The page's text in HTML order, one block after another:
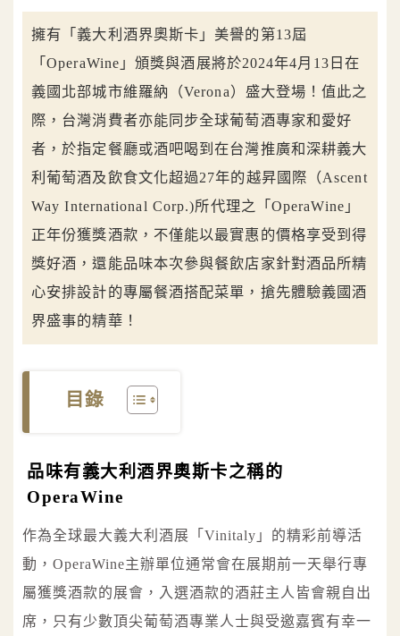
擁有「義大利酒界奧斯卡」美譽的第13屆
「OperaWine」頒獎與酒展將於2024年4月13日在
義國北部城市維羅納（Verona）盛大登場！值此之
際，台灣消費者亦能同步全球葡萄酒專家和愛好
者，於指定餐廳或酒吧喝到在台灣推廣和深耕義大
利葡萄酒及飲食文化超過27年的越昇國際（Ascent
Way International Corp.)所代理之「OperaWine」
正年份獲獎酒款，不僅能以最實惠的價格享受到得
獎好酒，還能品味本次參與餐飲店家針對酒品所精
心安排設計的專屬餐酒搭配菜單，搶先體驗義國酒
界盛事的精華！
目錄
品味有義大利酒界奧斯卡之稱的
OperaWine
作為全球最大義大利酒展「Vinitaly」的精彩前導活
動，OperaWine主辦單位通常會在展期前一天舉行專
屬獲獎酒款的展會，入選酒款的酒莊主人皆會親自出
席，只有少數頂尖葡萄酒專業人士與受邀嘉賓有幸一